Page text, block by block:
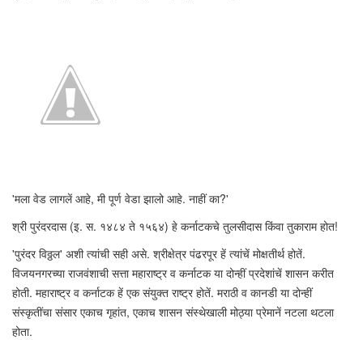
'मला वेड लागलें आहे, मी पूर्ण वेडा झालो आहे. नाहीं का?'
श्री पुरंदरदास (इ. स. १४८४ ते १५६४) हे कर्नाटकचे तुलसीदास किंवा तुकाराम होत!
'पुरंदर विठ्ठल' अशी त्यांची सही असे. श्रीक्षेत्र पंढरपूर हें त्यांचें मोक्षतीर्थ होतें.
विजयनगरच्या राजवंशाची सत्ता महाराष्ट्र व कर्नाटक या दोन्हीं प्रदेशांचें शासन करीत
होती. महाराष्ट्र व कर्नाटक हें एक संयुक्त राष्ट्र होतें. मराठी व कानडी या दोन्हीं
संस्कृतींचा संसार एकाच गृहांत, एकाच शासन संस्थेखाली मोठ्या प्रेमानें नटला थटला
होता.